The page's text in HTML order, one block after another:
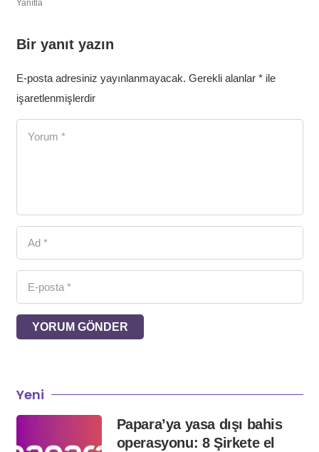
Yanıtla
Bir yanıt yazın
E-posta adresiniz yayınlanmayacak. Gerekli alanlar *ile
işaretlenmişlerdir
YORUM GÖNDER
Yeni
Papara’ya yasa dışı bahis
operasyonu: 8 Şirkete el